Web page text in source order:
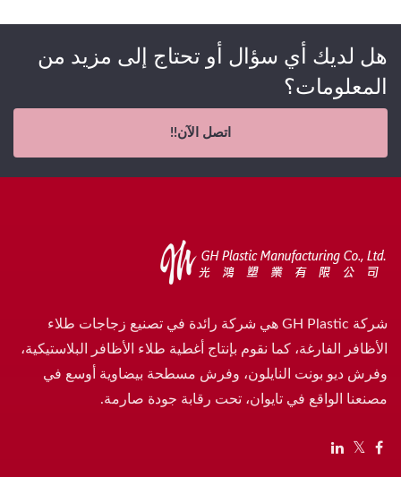
هل لديك أي سؤال أو تحتاج إلى مزيد من
المعلومات؟
اتصل الآن!!
شركة GH Plastic هي شركة رائدة في تصنيع زجاجات طلاء
الأظافر الفارغة، كما نقوم بإنتاج أغطية طلاء الأظافر البلاستيكية،
وفرش ديو بونت النايلون، وفرش مسطحة بيضاوية أوسع في
مصنعنا الواقع في تايوان، تحت رقابة جودة صارمة.